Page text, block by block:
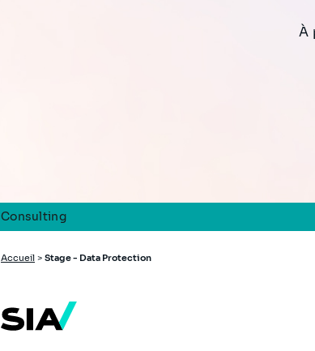
À
Consulting
Fil
Accueil > Stage - Data Protection